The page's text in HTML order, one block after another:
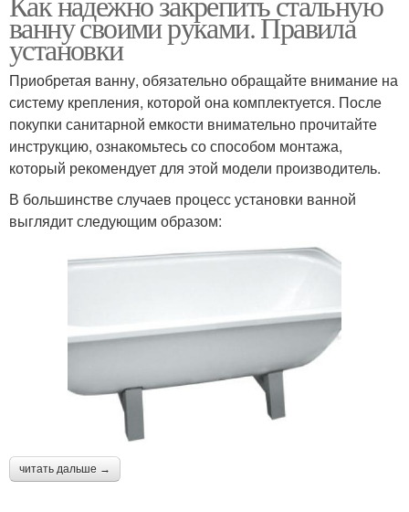
ванну своими руками. Правила
установки
Приобретая ванну, обязательно обращайте внимание на
систему крепления, которой она комплектуется. После
покупки санитарной емкости внимательно прочитайте
инструкцию, ознакомьтесь со способом монтажа,
который рекомендует для этой модели производитель.
В большинстве случаев процесс установки ванной
выглядит следующим образом:
читать дальше →